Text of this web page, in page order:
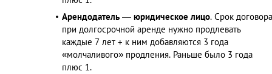
Арендодатель — юридическое лицо. Срок договора
при долгосрочной аренде нужно продлевать
каждые 7 лет + к ним добавляются 3 года
«молчаливого» продления. Раньше было 3 года
плюс 1.